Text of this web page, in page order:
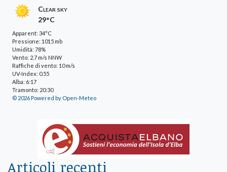
Clear sky
29°C
Apparent: 34°C
Pressione: 1015 mb
Umidità: 78%
Vento: 2.7 m/s NNW
Raffiche di vento: 10 m/s
UV-Index: 0.55
Alba: 6:17
Tramonto: 20:30
© 2026 Powered by Open-Meteo
Articoli recenti